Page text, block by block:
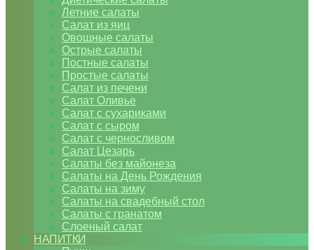
Летние салаты
Салат из яиц
Овощные салаты
Острые салаты
Постные салаты
Простые салаты
Салат из печени
Салат Оливье
Салат с сухариками
Салат с сыром
Салат с черносливом
Салат Цезарь
Салаты без майонеза
Салаты на День Рождения
Салаты на зиму
Салаты на свадебный стол
Салаты с гранатом
Слоеный салат
НАПИТКИ